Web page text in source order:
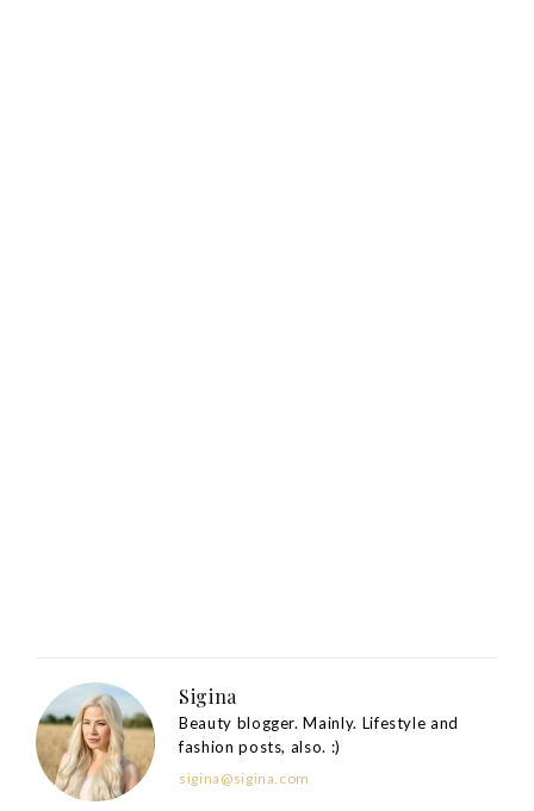
Sigina
Beauty blogger. Mainly. Lifestyle and
fashion posts, also. :)
sigina@sigina.com